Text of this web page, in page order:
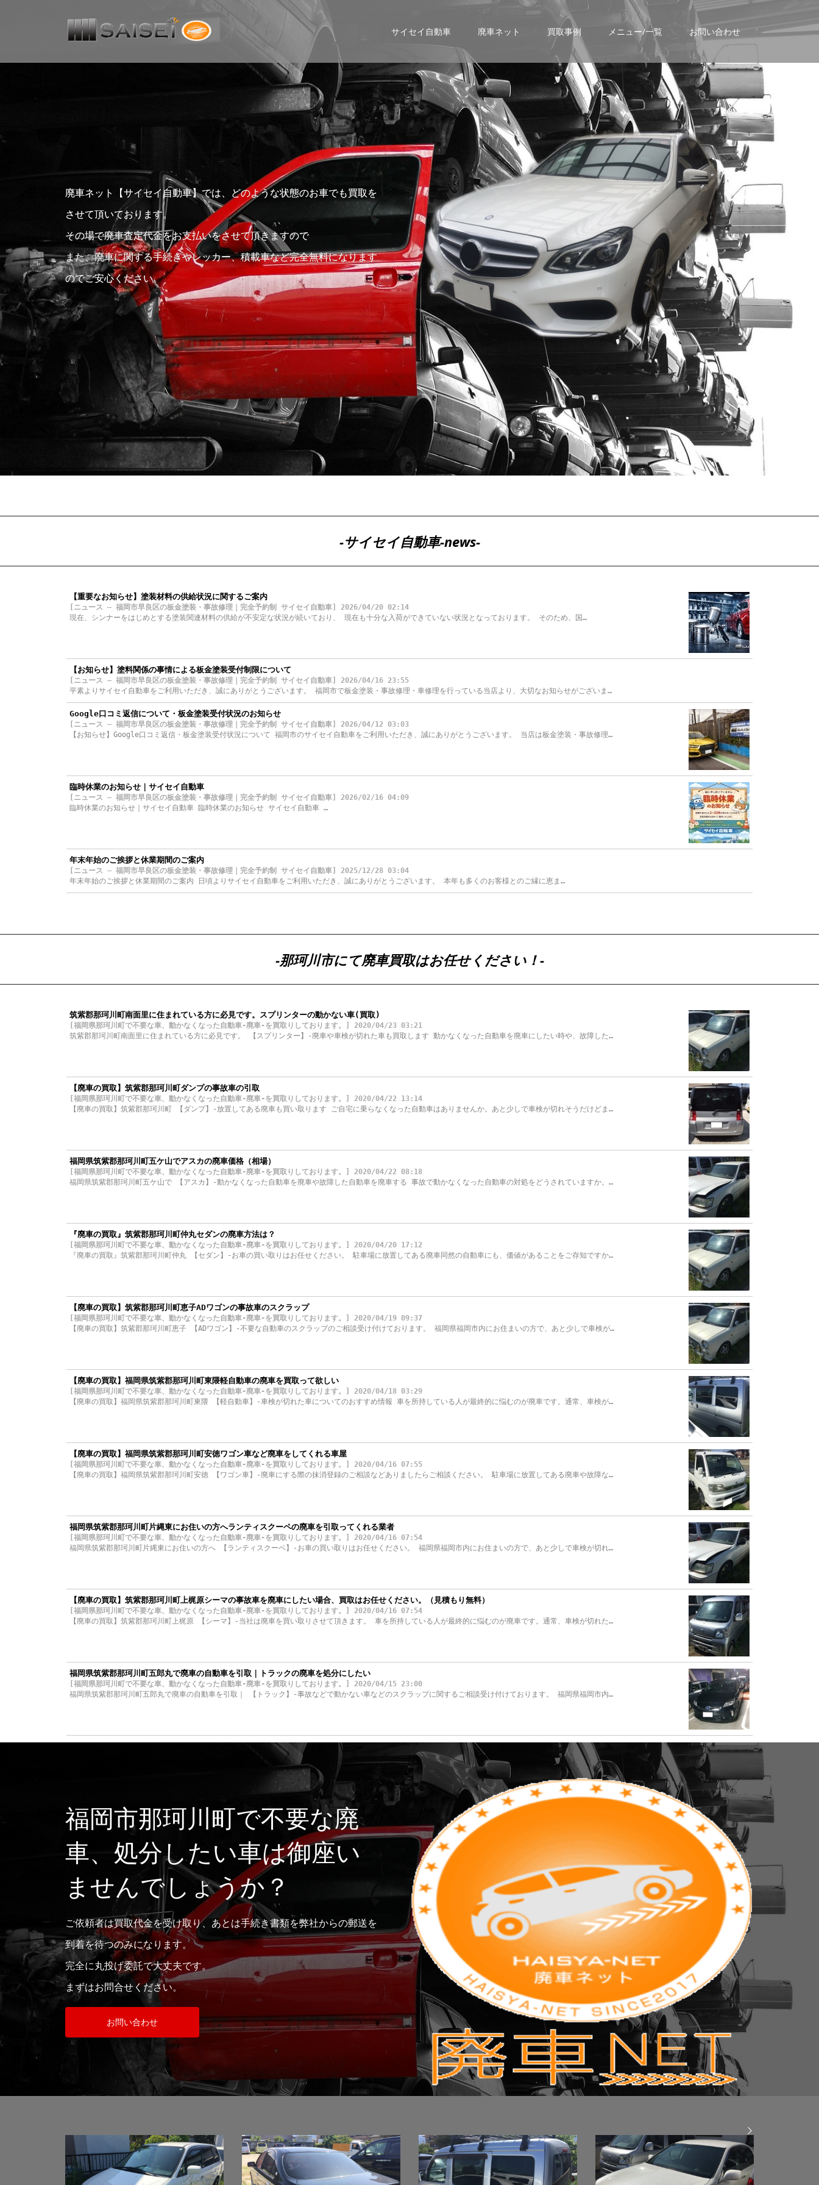
サイセイ自動車 廃車ネット 買取事例 メニュー/一覧 お問い合わせ
廃車ネット【サイセイ自動車】では、どのような状態のお車でも買取を
させて頂いております。
その場で廃車査定代金をお支払いをさせて頂きますので
また、廃車に関する手続きやレッカー、積載車など完全無料になります
のでご安心ください。
-サイセイ自動車-news-
【重要なお知らせ】塗装材料の供給状況に関するご案内
[ニュース – 福岡市早良区の板金塗装・事故修理｜完全予約制 サイセイ自動車] 2026/04/20 02:14
現在、シンナーをはじめとする塗装関連材料の供給が不安定な状況が続いており、 現在も十分な入荷ができていない状況となっております。 そのため、国…
【お知らせ】塗料関係の事情による板金塗装受付制限について
[ニュース – 福岡市早良区の板金塗装・事故修理｜完全予約制 サイセイ自動車] 2026/04/16 23:55
平素よりサイセイ自動車をご利用いただき、誠にありがとうございます。 福岡市で板金塗装・事故修理・車修理を行っている当店より、大切なお知らせがございま…
Google口コミ返信について・板金塗装受付状況のお知らせ
[ニュース – 福岡市早良区の板金塗装・事故修理｜完全予約制 サイセイ自動車] 2026/04/12 03:03
【お知らせ】Google口コミ返信・板金塗装受付状況について 福岡市のサイセイ自動車をご利用いただき、誠にありがとうございます。 当店は板金塗装・事故修理…
臨時休業のお知らせ｜サイセイ自動車
[ニュース – 福岡市早良区の板金塗装・事故修理｜完全予約制 サイセイ自動車] 2026/02/16 04:09
臨時休業のお知らせ｜サイセイ自動車 臨時休業のお知らせ サイセイ自動車 …
年末年始のご挨拶と休業期間のご案内
[ニュース – 福岡市早良区の板金塗装・事故修理｜完全予約制 サイセイ自動車] 2025/12/28 03:04
年末年始のご挨拶と休業期間のご案内 日頃よりサイセイ自動車をご利用いただき、誠にありがとうございます。 本年も多くのお客様とのご縁に恵ま…
-那珂川市にて廃車買取はお任せください！-
筑紫郡那珂川町南面里に住まれている方に必見です。スプリンターの動かない車(買取)
[福岡県那珂川町で不要な車、動かなくなった自動車-廃車-を買取りしております。] 2020/04/23 03:21
筑紫郡那珂川町南面里に住まれている方に必見です。 【スプリンター】-廃車や車検が切れた車も買取します 動かなくなった自動車を廃車にしたい時や、故障した…
【廃車の買取】筑紫郡那珂川町ダンプの事故車の引取
[福岡県那珂川町で不要な車、動かなくなった自動車-廃車-を買取りしております。] 2020/04/22 13:14
【廃車の買取】筑紫郡那珂川町 【ダンプ】-放置してある廃車も買い取ります ご自宅に乗らなくなった自動車はありませんか。あと少しで車検が切れそうだけどま…
福岡県筑紫郡那珂川町五ケ山でアスカの廃車価格（相場）
[福岡県那珂川町で不要な車、動かなくなった自動車-廃車-を買取りしております。] 2020/04/22 08:18
福岡県筑紫郡那珂川町五ケ山で 【アスカ】-動かなくなった自動車を廃車や故障した自動車を廃車する 事故で動かなくなった自動車の対処をどうされていますか。…
『廃車の買取』筑紫郡那珂川町仲丸セダンの廃車方法は？
[福岡県那珂川町で不要な車、動かなくなった自動車-廃車-を買取りしております。] 2020/04/20 17:12
『廃車の買取』筑紫郡那珂川町仲丸 【セダン】-お車の買い取りはお任せください。 駐車場に放置してある廃車同然の自動車にも、価値があることをご存知ですか…
【廃車の買取】筑紫郡那珂川町恵子ADワゴンの事故車のスクラップ
[福岡県那珂川町で不要な車、動かなくなった自動車-廃車-を買取りしております。] 2020/04/19 09:37
【廃車の買取】筑紫郡那珂川町恵子 【ADワゴン】-不要な自動車のスクラップのご相談受け付けております。 福岡県福岡市内にお住まいの方で、あと少しで車検が…
【廃車の買取】福岡県筑紫郡那珂川町東隈軽自動車の廃車を買取って欲しい
[福岡県那珂川町で不要な車、動かなくなった自動車-廃車-を買取りしております。] 2020/04/18 03:29
【廃車の買取】福岡県筑紫郡那珂川町東隈 【軽自動車】-車検が切れた車についてのおすすめ情報 車を所持している人が最終的に悩むのが廃車です。通常、車検が…
【廃車の買取】福岡県筑紫郡那珂川町安徳ワゴン車など廃車をしてくれる車屋
[福岡県那珂川町で不要な車、動かなくなった自動車-廃車-を買取りしております。] 2020/04/16 07:55
【廃車の買取】福岡県筑紫郡那珂川町安徳 【ワゴン車】-廃車にする際の抹消登録のご相談などありましたらご相談ください。 駐車場に放置してある廃車や故障な…
福岡県筑紫郡那珂川町片縄東にお住いの方へランティスクーペの廃車を引取ってくれる業者
[福岡県那珂川町で不要な車、動かなくなった自動車-廃車-を買取りしております。] 2020/04/16 07:54
福岡県筑紫郡那珂川町片縄東にお住いの方へ 【ランティスクーペ】-お車の買い取りはお任せください。 福岡県福岡市内にお住まいの方で、あと少しで車検が切れ…
【廃車の買取】筑紫郡那珂川町上梶原シーマの事故車を廃車にしたい場合、買取はお任せください。（見積もり無料）
[福岡県那珂川町で不要な車、動かなくなった自動車-廃車-を買取りしております。] 2020/04/16 07:54
【廃車の買取】筑紫郡那珂川町上梶原 【シーマ】-当社は廃車を買い取りさせて頂きます。 車を所持している人が最終的に悩むのが廃車です。通常、車検が切れた…
福岡県筑紫郡那珂川町五郎丸で廃車の自動車を引取｜トラックの廃車を処分にしたい
[福岡県那珂川町で不要な車、動かなくなった自動車-廃車-を買取りしております。] 2020/04/15 23:00
福岡県筑紫郡那珂川町五郎丸で廃車の自動車を引取｜ 【トラック】-事故などで動かない車などのスクラップに関するご相談受け付けております。 福岡県福岡市内…
福岡市那珂川町で不要な廃
車、処分したい車は御座い
ませんでしょうか？
ご依頼者は買取代金を受け取り、あとは手続き書類を弊社からの郵送を
到着を待つのみになります。
完全に丸投げ委託で大丈夫です。
まずはお問合せください。
お問い合わせ